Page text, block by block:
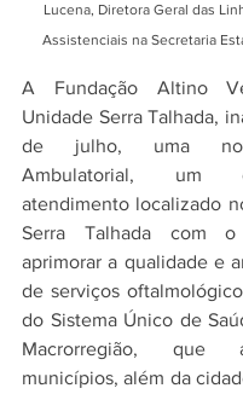
Lucena, Diretora Geral das
Assistenciais na Secretaria
A Fundação Altino
Unidade Serra Talhada,
de julho, uma
Ambulatorial, um
atendimento localizado
Serra Talhada com
aprimorar a qualidade e
de serviços
do Sistema Único de
Macrorregião, que
municípios, além da